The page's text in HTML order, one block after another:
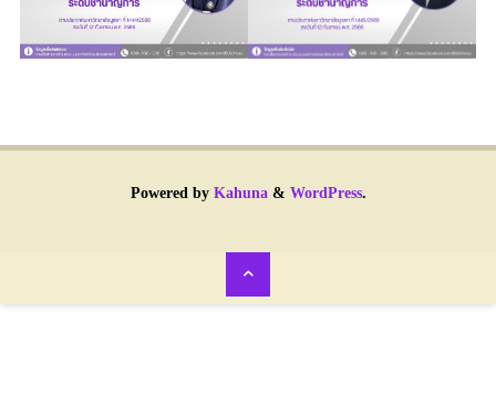
Powered byKahuna& WordPress.
Back
to